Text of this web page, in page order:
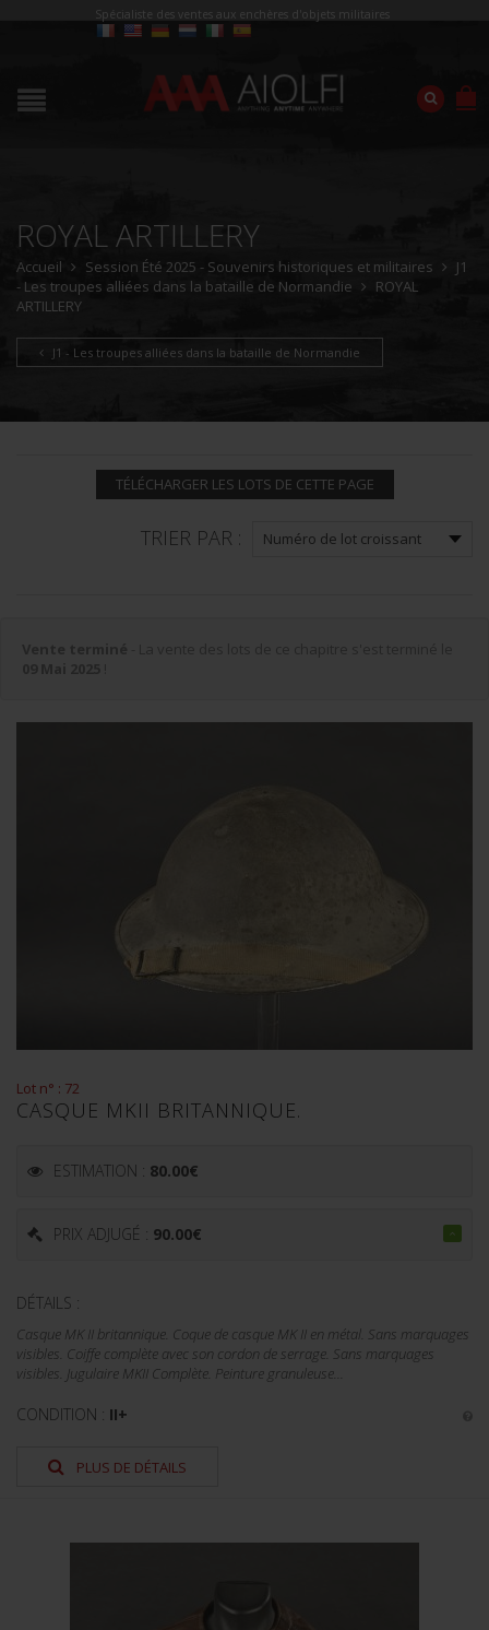
Spécialiste des ventes aux enchères d'objets militaires
ROYAL ARTILLERY
Accueil Session Été 2025 - Souvenirs historiques et militaires
J1
- Les troupes alliées dans la bataille de Normandie
ROYAL
ARTILLERY
J1 - Les troupes alliées dans la bataille de Normandie
TÉLÉCHARGER LES LOTS DE CETTE PAGE
TRIER PAR :
Lot n° : 72
CASQUE MKII BRITANNIQUE.
ESTIMATION : 80.00€
PRIX ADJUGÉ : 90.00€
DÉTAILS :
Casque MK II britannique. Coque de casque MK II en métal. Sans marquages
visibles. Coiffe complète avec son cordon de serrage. Sans marquages
visibles. Jugulaire MKII Complète. Peinture granuleuse...
CONDITION : II+
PLUS DE DÉTAILS